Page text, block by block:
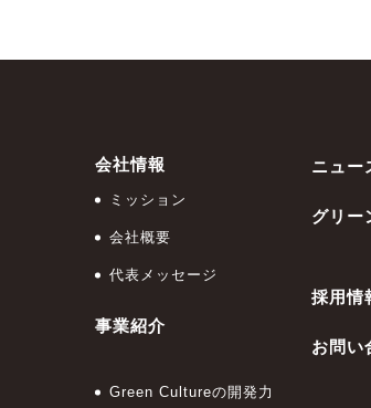
会社情報
ミッション
会社概要
代表メッセージ
事業紹介
Green Cultureの開発力
ニュー
グリー
採用情
お問い